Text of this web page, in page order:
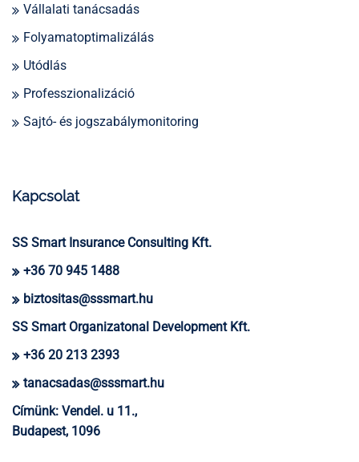
Vállalati tanácsadás
Folyamatoptimalizálás
Utódlás
Professzionalizáció
Sajtó- és jogszabálymonitoring
Kapcsolat
SS Smart Insurance Consulting Kft.
+36 70 945 1488
biztositas@sssmart.hu
SS Smart Organizatonal Development Kft.
+36 20 213 2393
tanacsadas@sssmart.hu
Címünk: Vendel. u 11.,
Budapest, 1096